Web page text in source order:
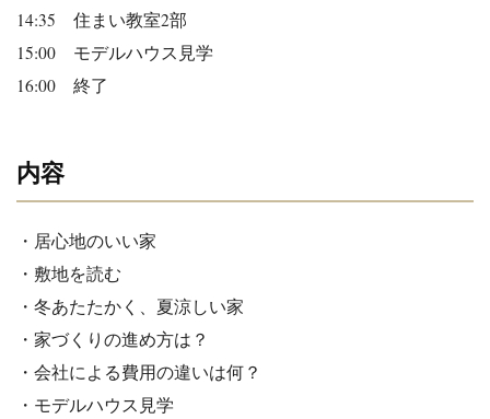
14:35 住まい教室2部
15:00 モデルハウス見学
16:00 終了
内容
・居心地のいい家
・敷地を読む
・冬あたたかく、夏涼しい家
・家づくりの進め方は？
・会社による費用の違いは何？
・モデルハウス見学